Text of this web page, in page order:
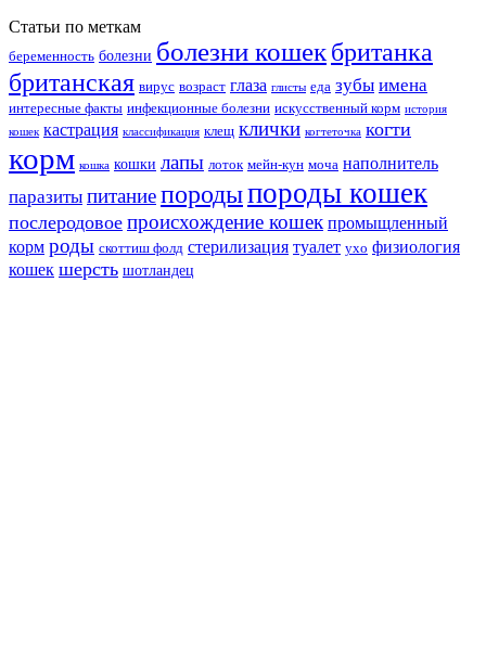
Статьи по меткам
беременность болезни болезни кошекбританка
британская вирус возраст глаза глисты еда зубы имена
интересные факты инфекционные болезни искусственный корм история
кошек кастрация классификация клещ клички когтеточка когти
корм кошка кошки лапы лоток мейн-кун моча наполнитель
паразиты питаниепородыпороды кошек
послеродовое происхождение кошек промыщленный
корм роды скоттиш фолд стерилизация туалет ухо физиология
кошек шерсть шотландец